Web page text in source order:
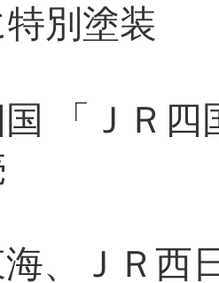
別塗装
「ＪＲ
、ＪＲ西